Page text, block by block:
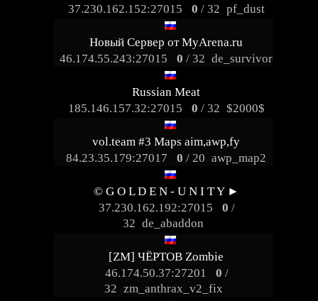
37.230.162.152:27015
0 / 32 pf_dust
Новый Сервер от MyArena.ru
46.174.55.243:27015
0 / 32 de_survivor
Russian Meat
185.146.157.32:27015
0 / 32 $2000$
vol.team #3 Maps aim,awp,fy
84.23.35.179:27017
0 / 20 awp_map2
© G O L D E N - U N I T Y ►
37.230.162.192:27015
0 /
32 de_abaddon
[ZM] ЧЁРТОВ Zombie
46.174.50.37:27201
0 /
32 zm_anthrax_v2_fix